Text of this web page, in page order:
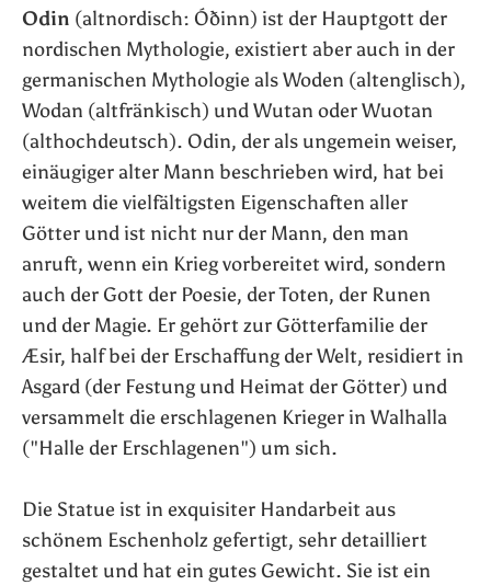
Odin (altnordisch: Óðinn) ist der Hauptgott der
nordischen Mythologie, existiert aber auch in der
germanischen Mythologie als Woden (altenglisch),
Wodan (altfränkisch) und Wutan oder Wuotan
(althochdeutsch). Odin, der als ungemein weiser,
einäugiger alter Mann beschrieben wird, hat bei
weitem die vielfältigsten Eigenschaften aller
Götter und ist nicht nur der Mann, den man
anruft, wenn ein Krieg vorbereitet wird, sondern
auch der Gott der Poesie, der Toten, der Runen
und der Magie. Er gehört zur Götterfamilie der
Æsir, half bei der Erschaffung der Welt, residiert in
Asgard (der Festung und Heimat der Götter) und
versammelt die erschlagenen Krieger in Walhalla
("Halle der Erschlagenen") um sich.
Die Statue ist in exquisiter Handarbeit aus
schönem Eschenholz gefertigt, sehr detailliert
gestaltet und hat ein gutes Gewicht. Sie ist ein